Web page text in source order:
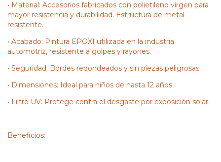
• Material: Accesorios fabricados con polietileno virgen para
mayor resistencia y durabilidad. Estructura de metal
resistente.
• Acabado: Pintura EPOXI utilizada en la industria
automotriz, resistente a golpes y rayones.
• Seguridad: Bordes redondeados y sin piezas peligrosas.
• Dimensiones: Ideal para niños de hasta 12 años.
• Filtro UV: Protege contra el desgaste por exposición solar.
Beneficios: